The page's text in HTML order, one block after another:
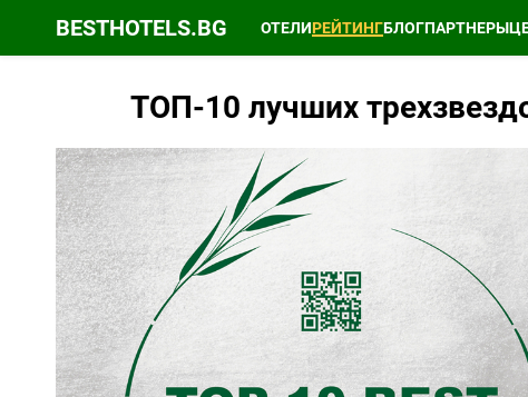
BESTHOTELS.BG ОТЕЛИРЕЙТИНГБЛОГПАРТНЕРЫ
ТОП-10 лучших